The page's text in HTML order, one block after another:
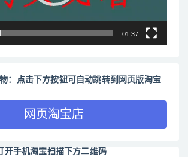
01:37
：点击下方按钮可自动跳转到网页版淘宝
网页淘宝店
开手机淘宝扫描下方二维码